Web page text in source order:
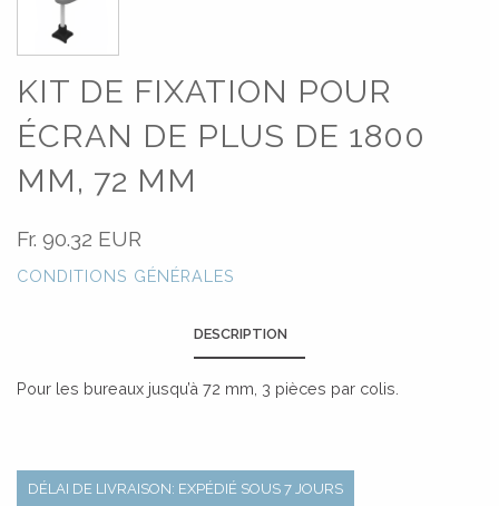
KIT DE FIXATION POUR
ÉCRAN DE PLUS DE 1800
MM, 72 MM
Fr. 90.32 EUR
CONDITIONS GÉNÉRALES
DESCRIPTION
Pour les bureaux jusqu’à 72 mm, 3 pièces par colis.
DÉLAI DE LIVRAISON: EXPÉDIÉ SOUS 7 JOURS